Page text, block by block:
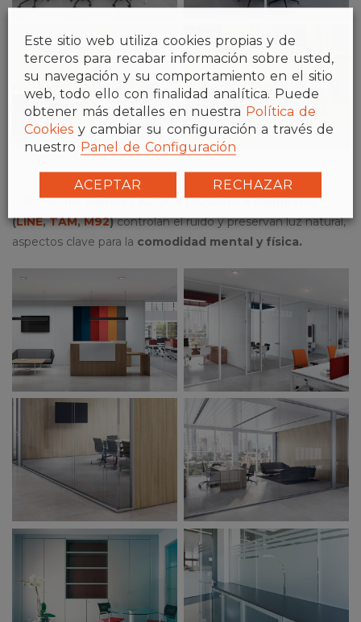
Además,los panelesACOUSTICjunto a mamparas
(LINE,TAM,M92)controlan el ruido y preservan luz natural,
aspectos clave para la comodidad mental y física.
Este sitio web utiliza cookies propias y de
terceros para recabar información sobre usted,
su navegación y su comportamiento en el sitio
web, todo ello con finalidad analítica. Puede
obtener más detalles en nuestra Política de
Cookies y cambiar su configuración a través de
nuestro Panel de Configuración
ACEPTAR RECHAZAR